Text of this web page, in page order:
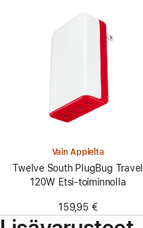
Vain Applelta
Twelve South PlugBug Travel
120W Etsi-toiminnolla
159,95 €